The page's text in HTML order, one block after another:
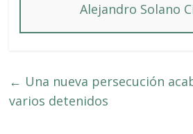
Alejandro Solano
← Una nueva persecución
varios detenidos